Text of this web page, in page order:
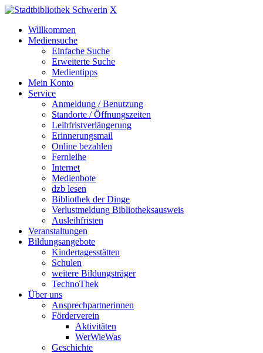
X
Willkommen
Mediensuche
Einfache Suche
Erweiterte Suche
Medientipps
Mein Konto
Service
Anmeldung / Benutzung
Standorte / Öffnungszeiten
Leihfristverlängerung
Erinnerungsmail
Online bezahlen
Fernleihe
Internet
Medienbote
dzb lesen
Bibliothek der Dinge
Verlustmeldung Bibliotheksausweis
Ausleihfristen
Veranstaltungen
Bildungsangebote
Kindertagesstätten
Schulen
weitere Bildungsträger
TechnoThek
Über uns
Ansprechpartnerinnen
Förderverein
Aktivitäten
WerWieWas
Geschichte